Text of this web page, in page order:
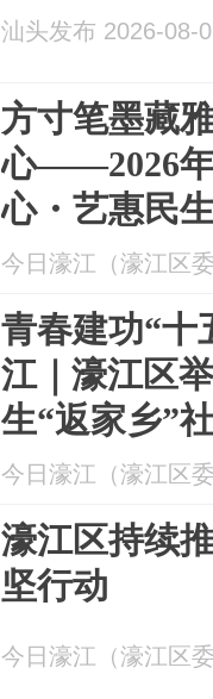
汕头发布 2026-08-
方寸笔墨藏
心——2026
心・艺惠民
训班圆满结
今日濠江（濠江区
青春建功“十五五” 知
江｜濠江区
生“返家乡”
面会
今日濠江（濠江区
濠江区持续
坚行动
今日濠江（濠江区